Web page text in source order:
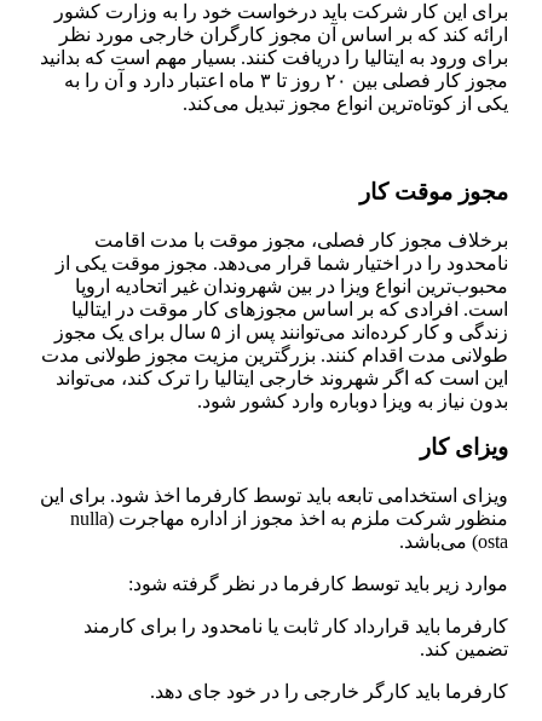
برای این کار شرکت باید درخواست خود را به وزارت کشور
ارائه کند که بر اساس آن مجوز کارگران خارجی مورد نظر
برای ورود به ایتالیا را دریافت کنند. بسیار مهم است که بدانید
مجوز کار فصلی بین ۲۰ روز تا ۳ ماه اعتبار دارد و آن را به
یکی از کوتاه‌ترین انواع مجوز تبدیل می‌کند.
مجوز موقت کار
برخلاف مجوز کار فصلی، مجوز موقت با مدت اقامت
نامحدود را در اختیار شما قرار می‌دهد. مجوز موقت یکی از
محبوب‌ترین انواع ویزا در بین شهروندان غیر اتحادیه اروپا
است. افرادی که بر اساس مجوز‌های کار موقت در ایتالیا
زندگی و کار کرده‌اند می‌توانند پس از ۵ سال برای یک مجوز
طولانی مدت اقدام کنند. بزرگترین مزیت مجوز طولانی مدت
این است که اگر شهروند خارجی ایتالیا را ترک کند، می‌تواند
بدون نیاز به ویزا دوباره وارد کشور شود.
ویزای کار
ویزای استخدامی تابعه باید توسط کارفرما اخذ شود. برای این
منظور شرکت ملزم به اخذ مجوز از اداره مهاجرت (nulla
osta) می‌باشد.
موارد زیر باید توسط کارفرما در نظر گرفته شود:
کارفرما باید قرارداد کار ثابت یا نامحدود را برای کارمند
تضمین کند.
کارفرما باید کارگر خارجی را در خود جای دهد.